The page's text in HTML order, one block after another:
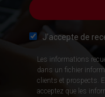
J’accepte de
Les informations
dans un fichier
clients et prospects.
acceptez que les